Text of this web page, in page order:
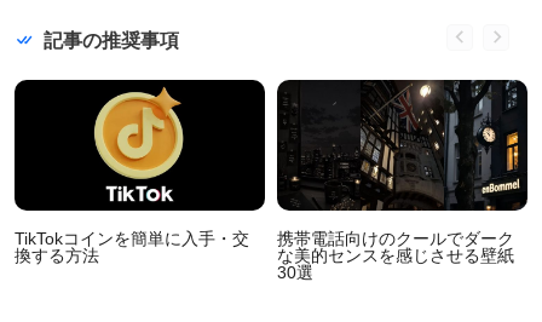
記事の推奨事項
TikTokコインを簡単に入手・交
換する方法
携帯電話向けのクールでダーク
な美的センスを感じさせる壁紙
30選